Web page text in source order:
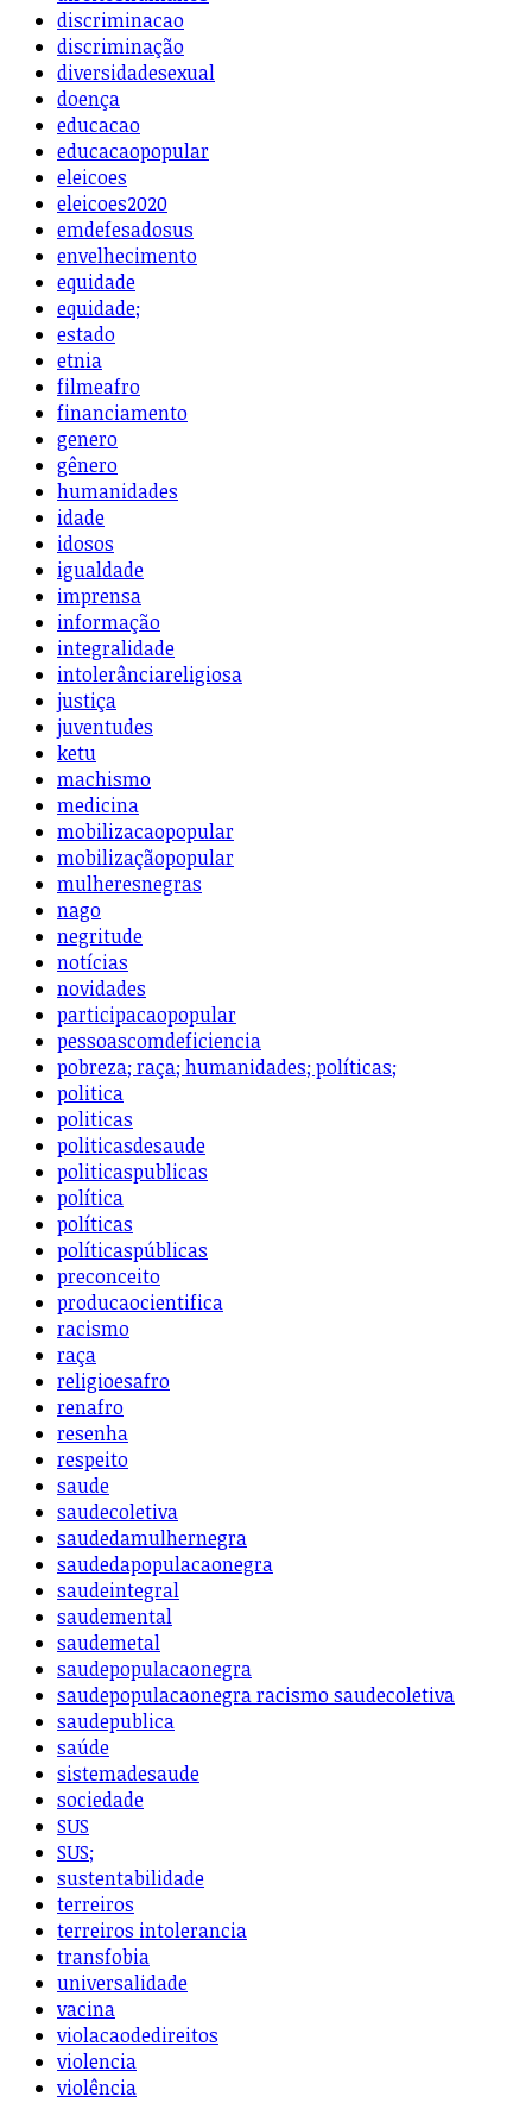
discriminacao
discriminação
diversidadesexual
doença
educacao
educacaopopular
eleicoes
eleicoes2020
emdefesadosus
envelhecimento
equidade
equidade;
estado
etnia
filmeafro
financiamento
genero
gênero
humanidades
idade
idosos
igualdade
imprensa
informação
integralidade
intolerânciareligiosa
justiça
juventudes
ketu
machismo
medicina
mobilizacaopopular
mobilizaçãopopular
mulheresnegras
nago
negritude
notícias
novidades
participacaopopular
pessoascomdeficiencia
pobreza; raça; humanidades; políticas;
politica
politicas
politicasdesaude
politicaspublicas
política
políticas
políticaspúblicas
preconceito
producaocientifica
racismo
raça
religioesafro
renafro
resenha
respeito
saude
saudecoletiva
saudedamulhernegra
saudedapopulacaonegra
saudeintegral
saudemental
saudemetal
saudepopulacaonegra
saudepopulacaonegra racismo saudecoletiva
saudepublica
saúde
sistemadesaude
sociedade
SUS
SUS;
sustentabilidade
terreiros
terreiros intolerancia
transfobia
universalidade
vacina
violacaodedireitos
violencia
violência